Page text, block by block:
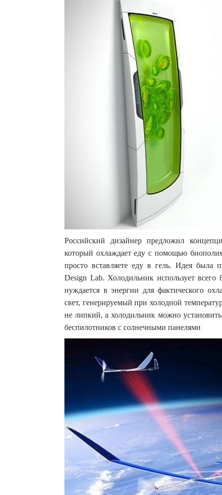
Российский дизайнер предложил
который охлаждает еду с помощью
просто вставляете еду в гель. Идея
Design Lab. Холодильник использует
нуждается в энергии для фактического
свет, генерируемый при холодной
не липкий, а холодильник можно
беспилотников с солнечными панелями